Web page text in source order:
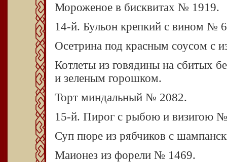
Мороженое в бисквитах № 1919.
14-й. Бульон крепкий с вином №
Осетрина под красным соусом с
Котлеты из говядины на сбитых
и зеленым горошком.
Торт миндальный № 2082.
15-й. Пирог с рыбою и визигою
Суп пюре из рябчиков с
Маионез из форели № 1469.